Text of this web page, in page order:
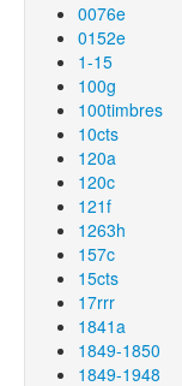
0076e
0152e
1-15
100g
100timbres
10cts
120a
120c
121f
1263h
157c
15cts
17rrr
1841a
1849-1850
1849-1948